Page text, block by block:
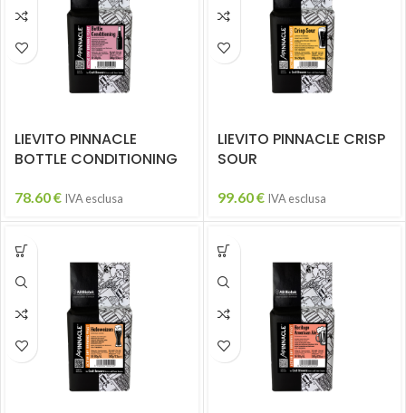
LIEVITO PINNACLE
BOTTLE CONDITIONING
78.60€ IVA esclusa
LIEVITO PINNACLE CRISP
SOUR
99.60€ IVA esclusa